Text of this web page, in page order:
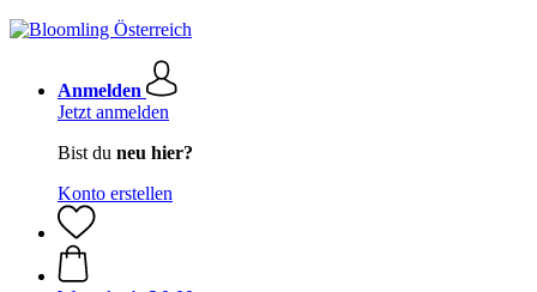
Anmelden
Jetzt anmelden
Bist du neu hier?
Konto erstellen